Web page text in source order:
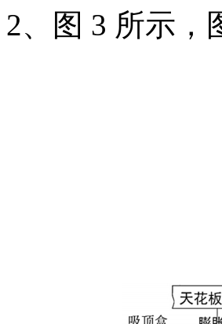
2、图 3 所示，